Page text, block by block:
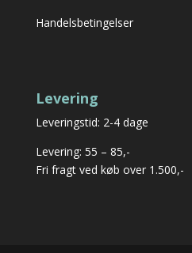
Handelsbetingelser
Levering
Leveringstid: 2-4 dage
Levering: 55 – 85,-
Fri fragt ved køb over 1.500,-